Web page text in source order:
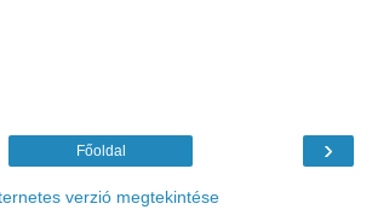
›
Főoldal
verzió megtekintése